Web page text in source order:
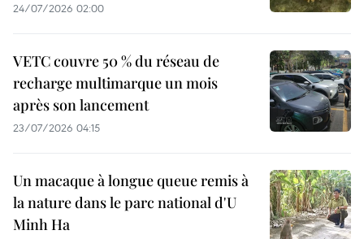
24/07/2026 02:00
VETC couvre 50 % du réseau de
recharge multimarque un mois
après son lancement
23/07/2026 04:15
Un macaque à longue queue remis à
la nature dans le parc national d'U
Minh Ha